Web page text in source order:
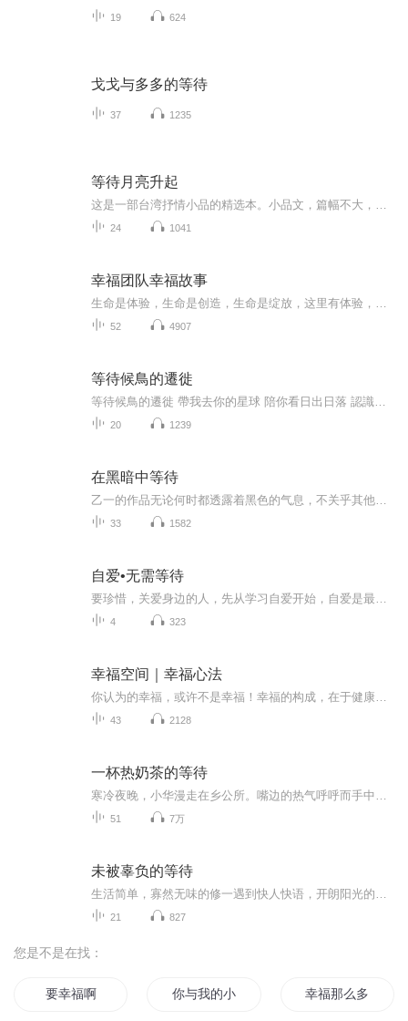
19 624
戈戈与多多的等待
37 1235
等待月亮升起
24 1041
幸福团队幸福故事
52 4907
等待候鳥的遷徙
20 1239
在黑暗中等待
33 1582
自爱•无需等待
4 323
幸福空间｜幸福心法
43 2128
一杯热奶茶的等待
51 7万
未被辜负的等待
21 827
您是不是在找：
要幸福啊 你与我的小幸福 幸福那么多